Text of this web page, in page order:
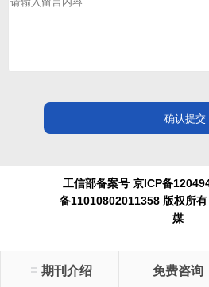
期刊介绍 免费咨询
工信部备案号 京ICP备
备11010802011358 版权所
媒